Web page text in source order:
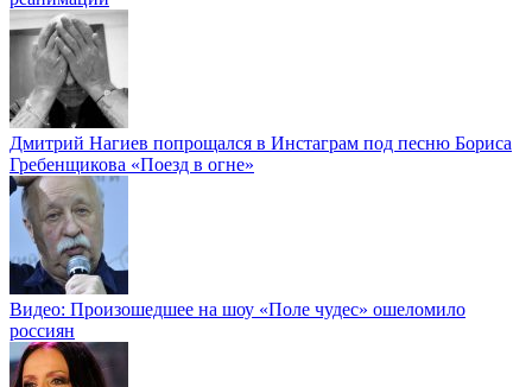
Дмитрий Нагиев попрощался в Инстаграм под песню Бориса
Гребенщикова «Поезд в огне»
Видео: Произошедшее на шоу «Поле чудес» ошеломило
россиян